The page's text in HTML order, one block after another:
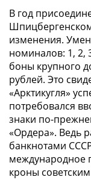
(1762-
1796)
Петр
(1762-
1762)
Елизавета
(1741-
1762)
Иоанн
Антонович
(1740-
В год
изменения.
номиналов: 1, 2,
боны крупного
рублей. Это
«Арктикугля»
потребовался
знаки по-
«Ордера». Ведь
банкнотами
международное
кроны